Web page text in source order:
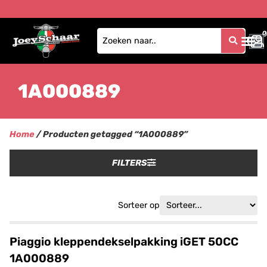
0
0
1A000889
Home/ Producten getagged “1A000889”
FILTERS
Sorteer op
Piaggio kleppendekselpakking iGET 50CC
1A000889